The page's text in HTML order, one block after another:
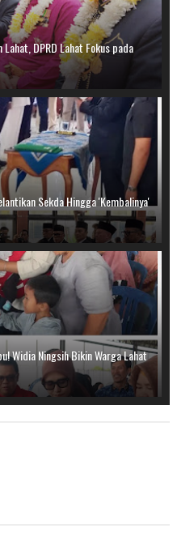
DPRD Lahat Fokus pada
Sekda Hingga 'Kembalinya'
Widia Ningsih Bikin Warga Lahat